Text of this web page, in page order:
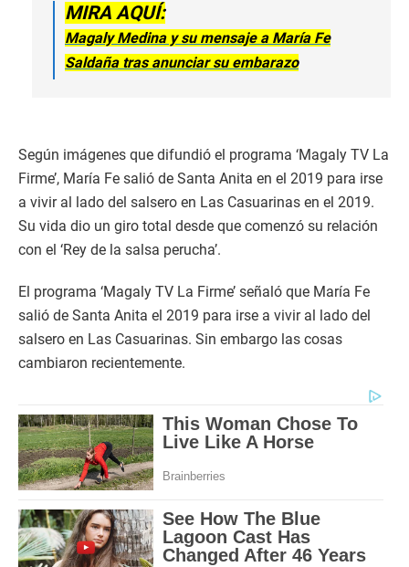
MIRA AQUÍ:
Magaly Medina y su mensaje a María Fe
Saldaña tras anunciar su embarazo
Según imágenes que difundió el programa ‘Magaly TV La
Firme’, María Fe salió de Santa Anita en el 2019 para irse
a vivir al lado del salsero en Las Casuarinas en el 2019.
Su vida dio un giro total desde que comenzó su relación
con el ‘Rey de la salsa perucha’.
El programa ‘Magaly TV La Firme’ señaló que María Fe
salió de Santa Anita el 2019 para irse a vivir al lado del
salsero en Las Casuarinas. Sin embargo las cosas
cambiaron recientemente.